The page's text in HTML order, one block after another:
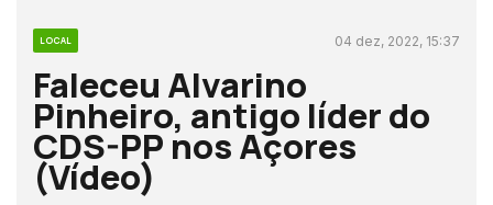
LOCAL 04 dez, 2022, 15:37
Faleceu Alvarino
Pinheiro, antigo líder do
CDS-PP nos Açores
(Vídeo)